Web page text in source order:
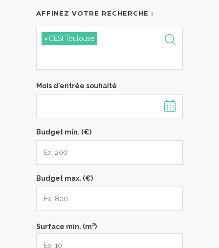
AFFINEZ VOTRE RECHERCHE :
× CESI Toulouse
Mois d'entrée souhaité
Budget min. (€)
Budget max. (€)
Surface min. (m2)